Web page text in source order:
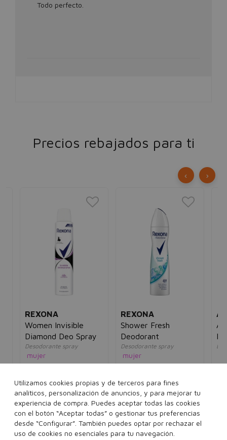
Todo perfecto.
Precios rebajados para ti
REXONA
Women Invisible
Diamond Deo Spray
Desodorante spray
mujer
4,00€ 2,95€
Añadir a la cesta
REXONA
Shower Fresh
Deodorant
Desodorante spray
mujer
8,00€ 3,95€
Añadir a la cesta
‹ ›
Utilizamos cookies propias y de terceros para fines
analíticos, personalización de anuncios, y para mejorar tu
experiencia de compra. Puedes aceptar todas las cookies
con el botón “Aceptar todas” o gestionar tus preferencias
desde “Configurar”. También puedes optar por rechazar el
uso de cookies no esenciales para tu navegación.